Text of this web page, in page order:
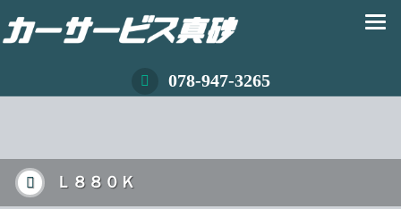
078-947-3265
Ｌ８８０Ｋ